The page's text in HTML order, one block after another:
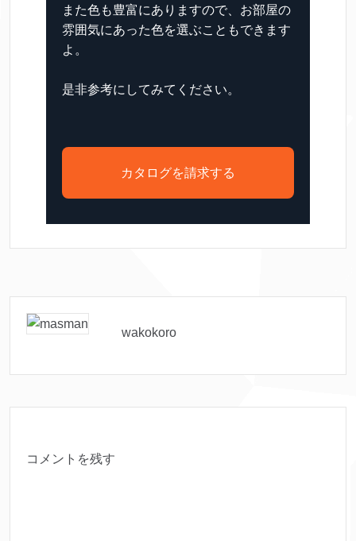
また色も豊富にありますので、お部屋の
雰囲気にあった色を選ぶこともできます
よ。
是非参考にしてみてください。
カタログを請求する
wakokoro
コメントを残す